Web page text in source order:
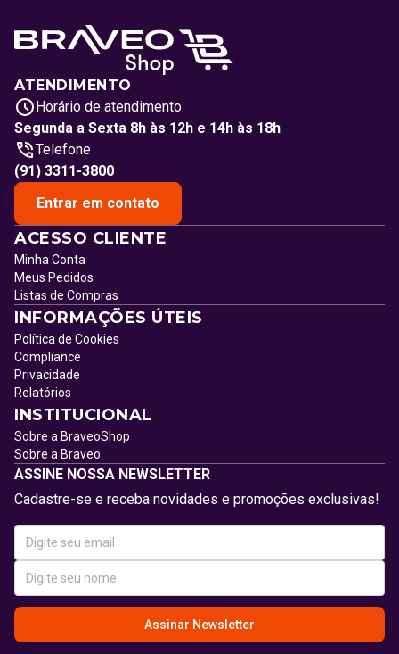
ATENDIMENTO
Horário de atendimento
Segunda a Sexta 8h às 12h e 14h às 18h
Telefone
(91) 3311-3800
Entrar em contato
ACESSO CLIENTE
Minha Conta
Meus Pedidos
Listas de Compras
INFORMAÇÕES ÚTEIS
Política de Cookies
Compliance
Privacidade
Relatórios
INSTITUCIONAL
Sobre a BraveoShop
Sobre a Braveo
ASSINE NOSSA NEWSLETTER
Cadastre-se e receba novidades e promoções exclusivas!
Assinar Newsletter